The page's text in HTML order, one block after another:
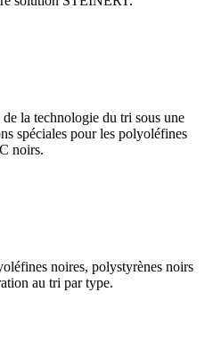
la technologie du tri sous une
spéciales pour les polyoléfines
noirs.
noires, polystyrènes noirs
au tri par type.